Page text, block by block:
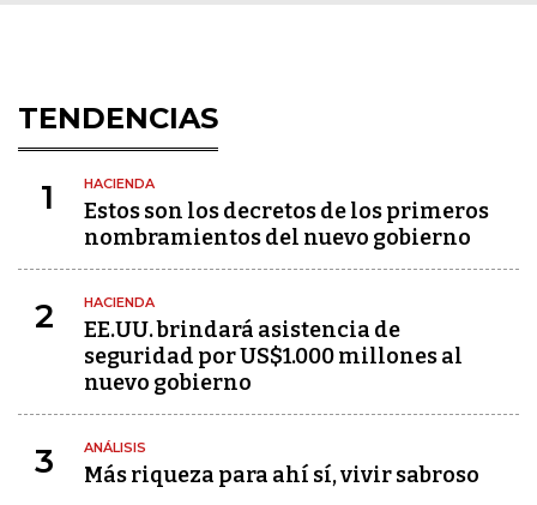
TENDENCIAS
1 HACIENDA
Estos son los decretos de los primeros
nombramientos del nuevo gobierno
2 HACIENDA
EE.UU. brindará asistencia de
seguridad por US$1.000 millones al
nuevo gobierno
3 ANÁLISIS
Más riqueza para ahí sí, vivir sabroso